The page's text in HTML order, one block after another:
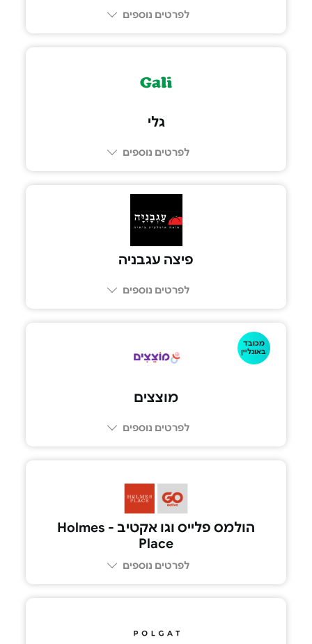
לפרטים נוספים
גלי
לפרטים נוספים
פיצה עגבניה
לפרטים נוספים
מכובד
באונליין
מוצצים
לפרטים נוספים
הולמס פלייס וגו אקטיב - Holmes
Place
לפרטים נוספים